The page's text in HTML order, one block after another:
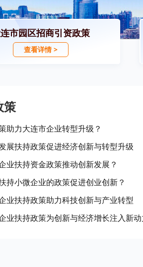
市园区招商引资政策
查看详情 >
策
助力大连市企业转型升级？
展扶持政策促进经济创新与转型升级
业扶持资金政策推动创新发展？
持小微企业的政策促进创业创新？
业扶持政策助力科技创新与产业转型
业扶持政策为创新与经济增长注入新